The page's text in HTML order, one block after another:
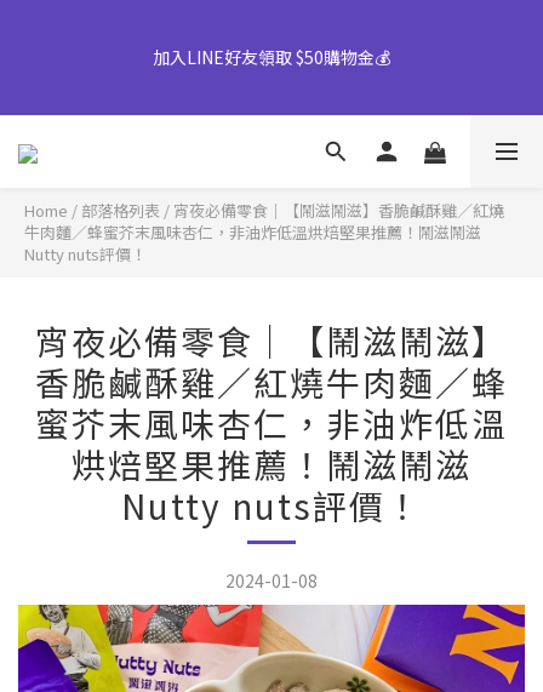
詢價或致電專人服務 04-25355777#25
台灣團隊至越南廠嚴格把關，風味與品質皆維持與台灣一致，請您
【早鳥優惠倒數中】中秋禮盒82折起｜50盒以上另享優惠➤ 點我
Home / 部落格列表 / 宵夜必備零食｜【鬧滋鬧滋】香脆鹹酥雞／紅燒
牛肉麵／蜂蜜芥末風味杏仁，非油炸低溫烘焙堅果推薦！鬧滋鬧滋
Nutty nuts評價！
宵夜必備零食｜【鬧滋鬧滋】
香脆鹹酥雞／紅燒牛肉麵／蜂
蜜芥末風味杏仁，非油炸低溫
烘焙堅果推薦！鬧滋鬧滋
Nutty nuts評價！
2024-01-08